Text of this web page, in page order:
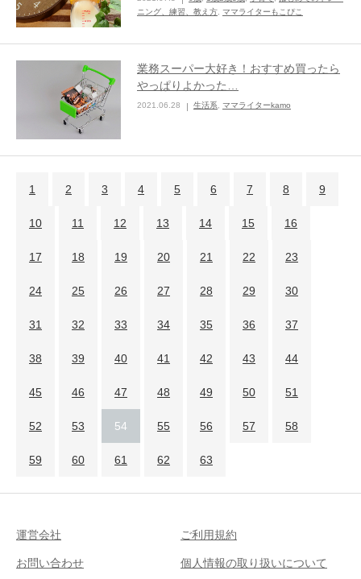
ニング、練習、教え方 ママライターもこぴこ
業務スーパー大好き！おすすめ買ったら
やっぱりよかった…
2021.06.28 生活系 ママライターkamo
1 2 3 4 5 6 7 8 9
10 11 12 13 14 15 16
17 18 19 20 21 22 23
24 25 26 27 28 29 30
31 32 33 34 35 36 37
38 39 40 41 42 43 44
45 46 47 48 49 50 51
52 53 54 55 56 57 58
59 60 61 62 63
運営会社 ご利用規約
お問い合わせ 個人情報の取り扱いについて